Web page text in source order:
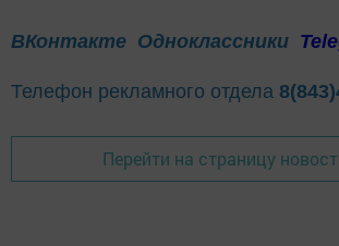
ВКонтакте Одноклассники
Телефон рекламного отдела
Перейти на страницу